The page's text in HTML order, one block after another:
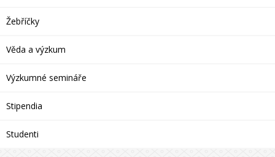
Žebříčky
Věda a výzkum
Výzkumné semináře
Stipendia
Studenti